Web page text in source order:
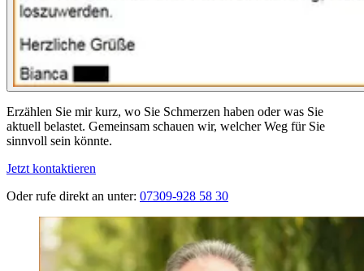
Erzählen Sie mir kurz, wo Sie Schmerzen haben oder was Sie
aktuell belastet. Gemeinsam schauen wir, welcher Weg für Sie
sinnvoll sein könnte.
Jetzt kontaktieren
Oder rufe direkt an unter: 07309-928 58 30